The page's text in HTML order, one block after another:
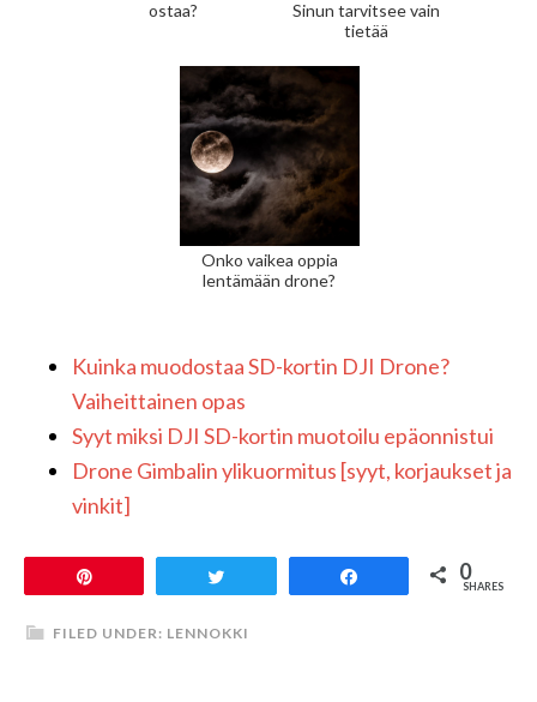
ostaa?
Sinun tarvitsee vain
tietää
Onko vaikea oppia
lentämään drone?
Kuinka muodostaa SD-kortin DJI Drone?
Vaiheittainen opas
Syyt miksi DJI SD-kortin muotoilu epäonnistui
Drone Gimbalin ylikuormitus [syyt, korjaukset ja
vinkit]
0
SHARES
FILED UNDER: LENNOKKI